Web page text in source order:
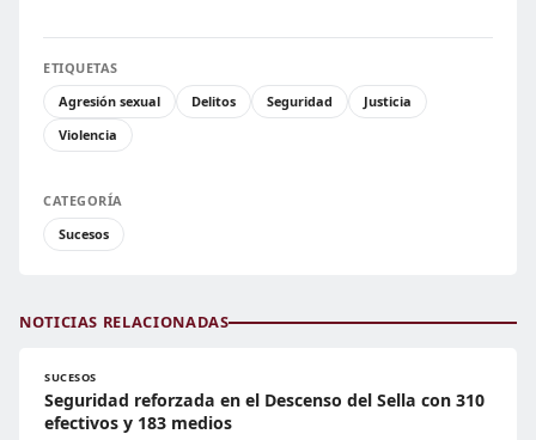
ETIQUETAS
Agresión sexual
Delitos Seguridad
Justicia
Violencia
CATEGORÍA
Sucesos
NOTICIAS RELACIONADAS
SUCESOS
Seguridad reforzada en el Descenso del Sella con 310
efectivos y 183 medios